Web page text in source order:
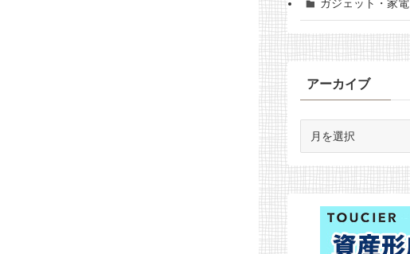
ガジェット・家電
アーカイブ
イ
ブ